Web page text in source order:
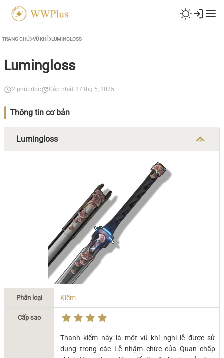
TRANG CHỦ VŨ KHÍ LUMINGLOSS
Lumingloss
2 phút đọc Cập nhật 27 thg 5, 2025
Thông tin cơ bản
Lumingloss
Phân loại Kiếm
Cấp sao
Thanh kiếm này là một vũ khí nghi lễ được sử
dụng trong các Lễ nhậm chức của Quan chấp